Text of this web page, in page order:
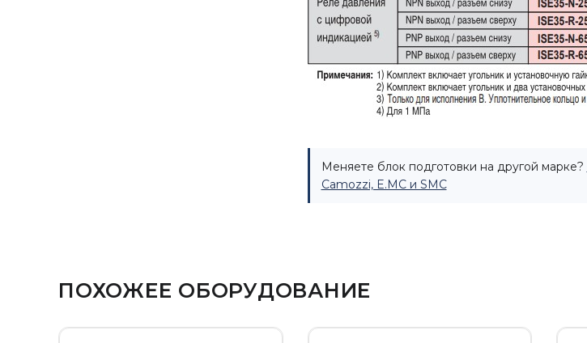
Меняете блок подготовки на другой марке?
Camozzi, E.MC и SMC
ПОХОЖЕЕ ОБОРУДОВАНИЕ